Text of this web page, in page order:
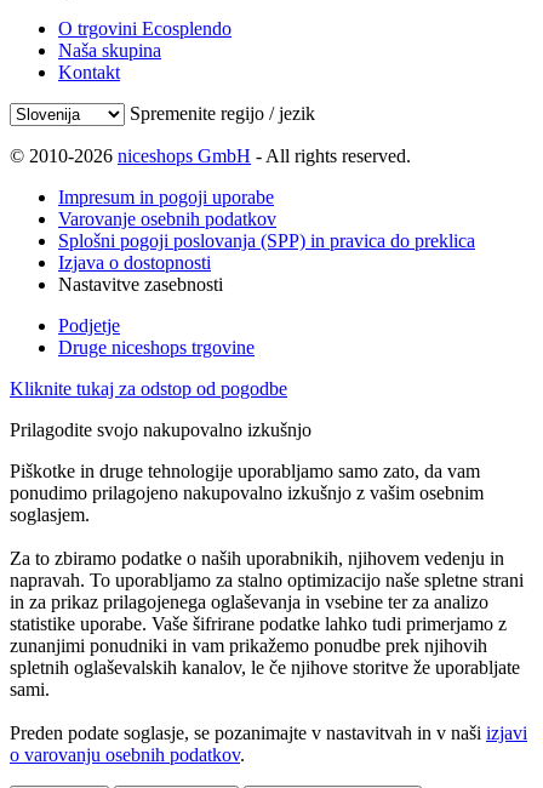
O trgovini Ecosplendo
Naša skupina
Kontakt
Spremenite regijo / jezik
© 2010-2026 niceshops GmbH - All rights reserved.
Impresum in pogoji uporabe
Varovanje osebnih podatkov
Splošni pogoji poslovanja (SPP) in pravica do preklica
Izjava o dostopnosti
Nastavitve zasebnosti
Podjetje
Druge niceshops trgovine
Kliknite tukaj za odstop od pogodbe
Prilagodite svojo nakupovalno izkušnjo
Piškotke in druge tehnologije uporabljamo samo zato, da vam
ponudimo prilagojeno nakupovalno izkušnjo z vašim osebnim
soglasjem.
Za to zbiramo podatke o naših uporabnikih, njihovem vedenju in
napravah. To uporabljamo za stalno optimizacijo naše spletne strani
in za prikaz prilagojenega oglaševanja in vsebine ter za analizo
statistike uporabe. Vaše šifrirane podatke lahko tudi primerjamo z
zunanjimi ponudniki in vam prikažemo ponudbe prek njihovih
spletnih oglaševalskih kanalov, le če njihove storitve že uporabljate
sami.
Preden podate soglasje, se pozanimajte v nastavitvah in v naši izjavi
o varovanju osebnih podatkov.